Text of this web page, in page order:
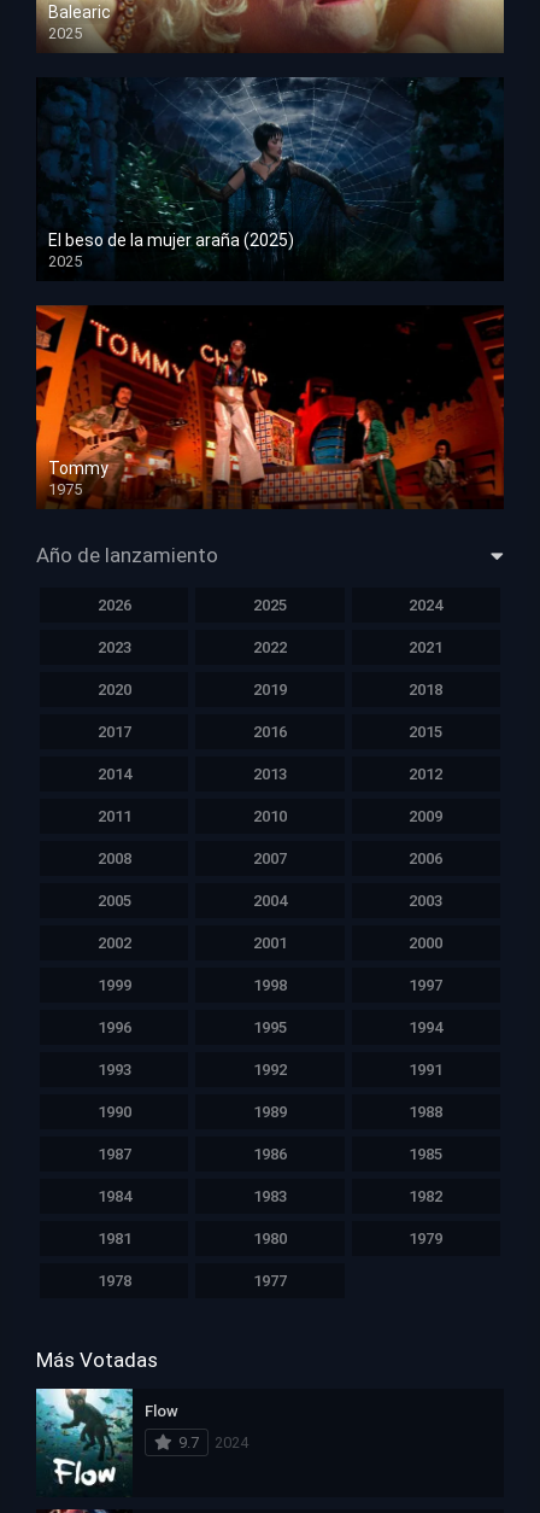
Balearic
2025
HD 1080p
El beso de la mujer araña (2025)
2025
HD 1080p
Tommy
1975
HD 1080p
Año de lanzamiento
2026 2025 2024
2023 2022 2021
2020 2019 2018
2017 2016 2015
2014 2013 2012
2011 2010 2009
2008 2007 2006
2005 2004 2003
2002 2001 2000
1999 1998 1997
1996 1995 1994
1993 1992 1991
1990 1989 1988
1987 1986 1985
1984 1983 1982
1981 1980 1979
1978 1977
Más Votadas
Flow
9.7
2024